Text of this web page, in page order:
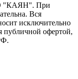
"КАЯН". При
Вся
исключительно
публичной офертой,